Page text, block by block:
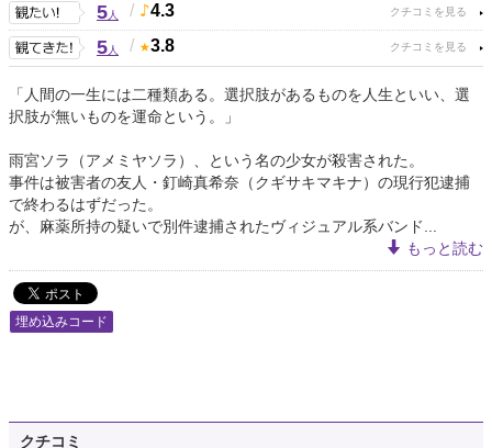
5人 / 4.3
5人 / 3.8
「人間の一生には二種類ある。選択肢があるものを人生といい、選
択肢が無いものを運命という。」
雨宮ソラ（アメミヤソラ）、という名の少女が殺害された。
事件は被害者の友人・釘崎真希奈（クギサキマキナ）の現行犯逮捕
で終わるはずだった。
が、麻薬所持の疑いで別件逮捕されたヴィジュアル系バンド...
もっと読む
埋め込みコード
クチコミ